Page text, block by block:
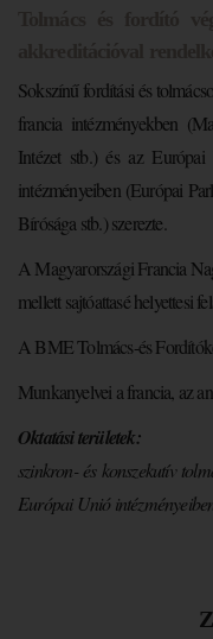
Sokszínű fordítási és
francia intézményekben
Intézet stb.) és az
intézményeiben (Európai
Bírósága stb.) szerezte.
A Magyarországi Francia
mellett sajtóattasé helyettesi
A BME Tolmács-és
Munkanyelvei a francia, az
Oktatási területek:
szinkron- és konszekutív
Európai Unió